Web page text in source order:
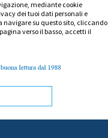
mediante cookie
dei tuoi dati personali e
navigare su questo sito, cliccando
verso il basso, accetti il